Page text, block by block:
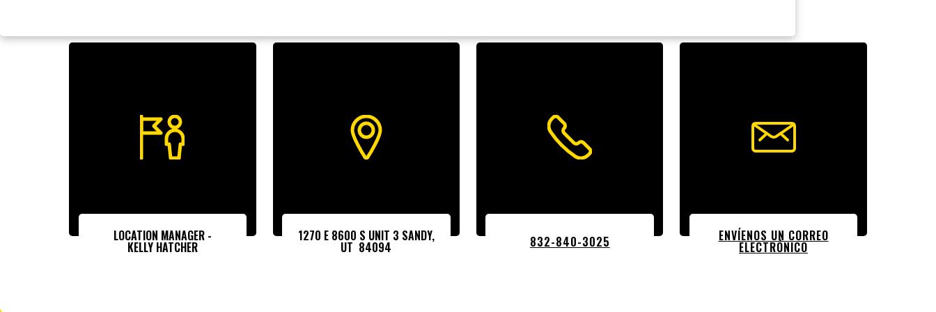
LOCATION MANAGER -
KELLY HATCHER
1270 E 8600 S UNIT 3 SANDY,
UT 84094 832-840-3025 ENVÍENOS UN CORREO
ELECTRÓNICO